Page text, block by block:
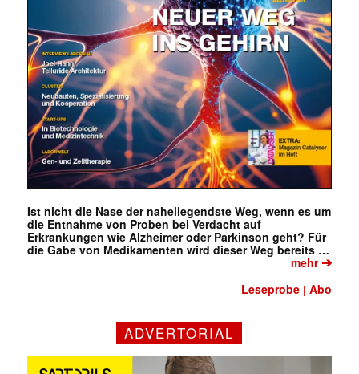
Mit dem |transkript-Newsletter
jede Woche aktuell informiert.
Ist nicht die Nase der naheliegendste Weg, wenn es um
die Entnahme von Proben bei Verdacht auf
Erkrankungen wie Alzheimer oder Parkinson geht? Für
die Gabe von Medikamenten wird dieser Weg bereits …
mehr➔
Leseprobe |Abo
ADVERTORIAL